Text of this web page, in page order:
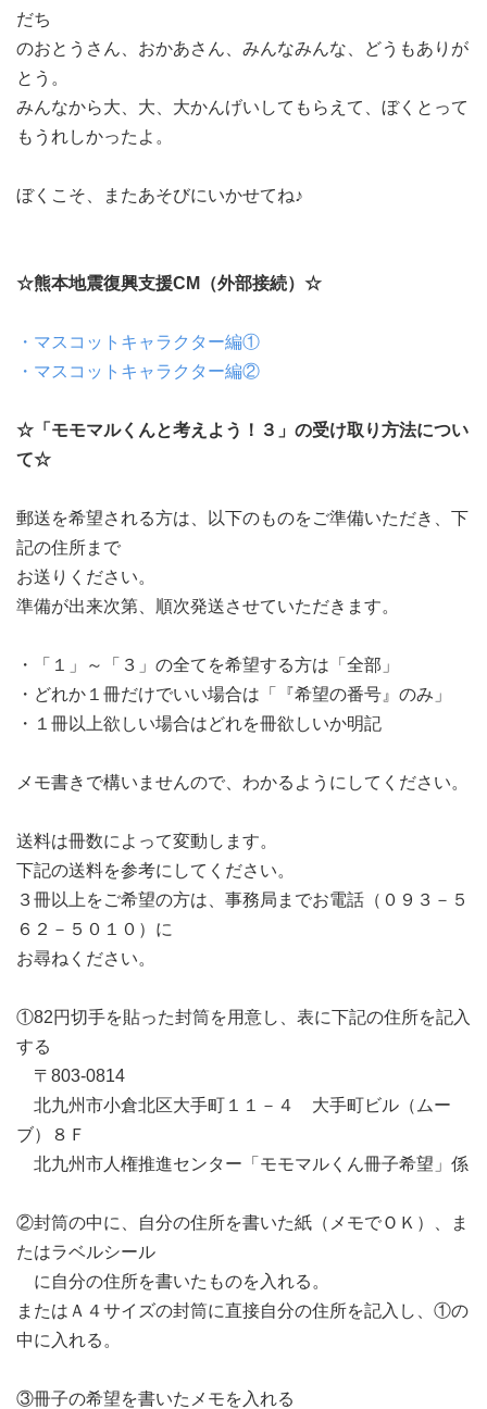
だち
のおとうさん、おかあさん、みんなみんな、どうもありが
とう。
みんなから大、大、大かんげいしてもらえて、ぼくとって
もうれしかったよ。
ぼくこそ、またあそびにいかせてね♪
☆熊本地震復興支援CM（外部接続）☆
・マスコットキャラクター編①
・マスコットキャラクター編②
☆「モモマルくんと考えよう！３」の受け取り方法につい
て☆
郵送を希望される方は、以下のものをご準備いただき、下
記の住所まで
お送りください。
準備が出来次第、順次発送させていただきます。
・「１」～「３」の全てを希望する方は「全部」
・どれか１冊だけでいい場合は「『希望の番号』のみ」
・１冊以上欲しい場合はどれを冊欲しいか明記
メモ書きで構いませんので、わかるようにしてください。
送料は冊数によって変動します。
下記の送料を参考にしてください。
３冊以上をご希望の方は、事務局までお電話（０９３－５
６２－５０１０）に
お尋ねください。
①82円切手を貼った封筒を用意し、表に下記の住所を記入
する
〒803-0814
北九州市小倉北区大手町１１－４ 大手町ビル（ムー
ブ）８Ｆ
北九州市人権推進センター「モモマルくん冊子希望」係
②封筒の中に、自分の住所を書いた紙（メモでＯＫ）、ま
たはラベルシール
に自分の住所を書いたものを入れる。
またはＡ４サイズの封筒に直接自分の住所を記入し、①の
中に入れる。
③冊子の希望を書いたメモを入れる